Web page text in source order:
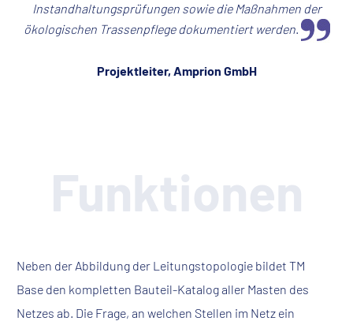
Instandhaltungsprüfungen sowie die Maßnahmen der
ökologischen Trassenpflege dokumentiert werden.
Projektleiter, Amprion GmbH
Funktionen
Neben der Abbildung der Leitungstopologie bildet TM
Base den kompletten Bauteil-Katalog aller Masten des
Netzes ab. Die Frage, an welchen Stellen im Netz ein